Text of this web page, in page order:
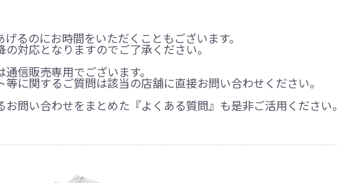
るのにお時間をいただくこともございます。
対応となりますのでご了承ください。
信販売専用でございます。
に関するご質問は該当の店舗に直接お問い合わせください。
問い合わせをまとめた『よくある質問』も是非ご活用ください。